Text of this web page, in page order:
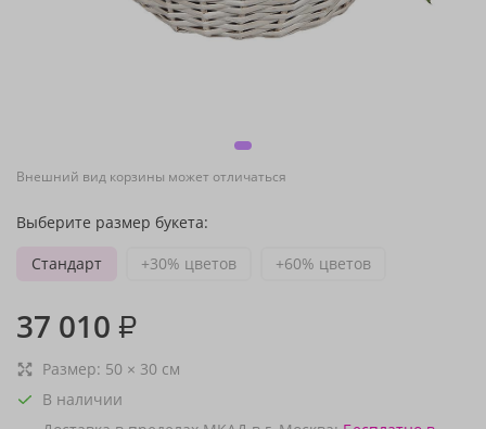
Внешний вид корзины может отличаться
Выберите размер букета:
Стандарт
+30% цветов +60% цветов
37 010 ₽
Размер: 50 × 30 см
В наличии